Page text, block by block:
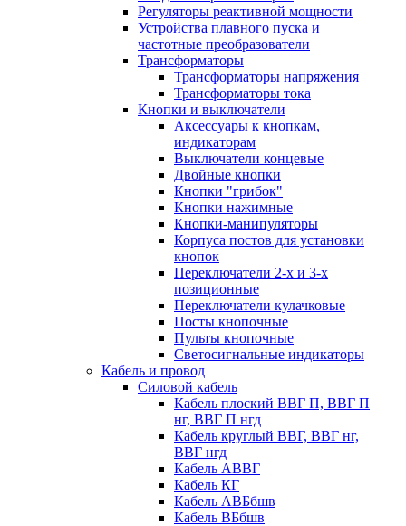
Регуляторы реактивной мощности
Устройства плавного пуска и
частотные преобразователи
Трансформаторы
Трансформаторы напряжения
Трансформаторы тока
Кнопки и выключатели
Аксессуары к кнопкам,
индикаторам
Выключатели концевые
Двойные кнопки
Кнопки "грибок"
Кнопки нажимные
Кнопки-манипуляторы
Корпуса постов для установки
кнопок
Переключатели 2-х и 3-х
позиционные
Переключатели кулачковые
Посты кнопочные
Пульты кнопочные
Светосигнальные индикаторы
Кабель и провод
Силовой кабель
Кабель плоский ВВГ П, ВВГ П
нг, ВВГ П нгд
Кабель круглый ВВГ, ВВГ нг,
ВВГ нгд
Кабель АВВГ
Кабель КГ
Кабель АВБбшв
Кабель ВБбшв